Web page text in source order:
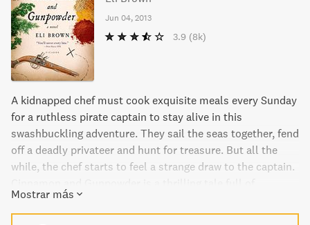
Jun 04, 2013
3.9 (8k)
A kidnapped chef must cook exquisite meals every Sunday
for a ruthless pirate captain to stay alive in this
swashbuckling adventure. They sail the seas together, fend
off a deadly privateer and hunt for treasure. But all the
while, the chef starts to feel a strange draw to the captain.
delicious food, bizarre crewmates, and a surprising love
story.
Mostrar más